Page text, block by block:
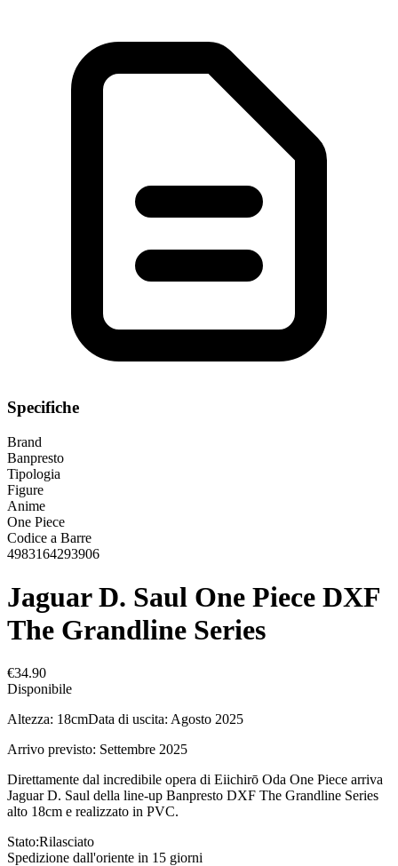
Specifiche
Brand
Banpresto
Tipologia
Figure
Anime
One Piece
Codice a Barre
4983164293906
Jaguar D. Saul One Piece DXF
The Grandline Series
€34.90
Disponibile
Altezza: 18cmData di uscita: Agosto 2025
Arrivo previsto: Settembre 2025
Direttamente dal incredibile opera di Eiichirō Oda One Piece arriva
Jaguar D. Saul della line-up Banpresto DXF The Grandline Series
alto 18cm e realizzato in PVC.
Stato:Rilasciato
Spedizione dall'oriente in 15 giorni